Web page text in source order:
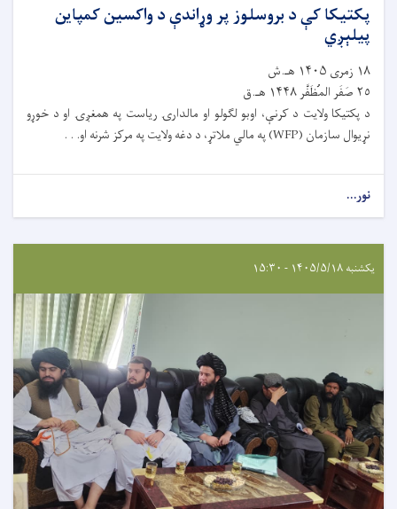
پکتیکا کې د بروسلوز پر وړاندې د واکسین کمپاین
پیلېږي
١٨ زمری ۱۴۰۵ هـ.ش
٢٥ صَفَر المُظَفَّر ۱۴۴۸ هـ.ق
د پکتیکا ولایت د کرنې، اوبو لګولو او مالدارۍ ریاست په همغږۍ او د خوړو
نړیوال سازمان (WFP) په مالي ملاتړ، د دغه ولایت په مرکز شرنه او. . .
نور...
یکشنبه ۱۴۰۵/۵/۱۸ - ۱۵:۳۰